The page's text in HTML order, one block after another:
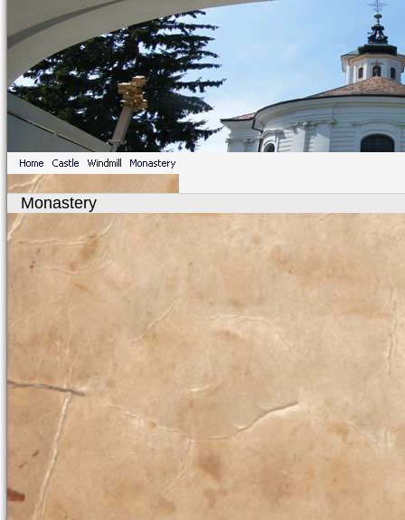
Monastery